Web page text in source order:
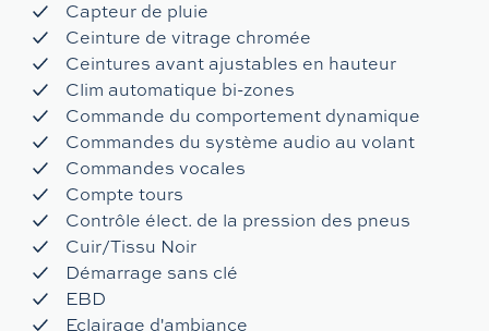
Capteur de pluie
Ceinture de vitrage chromée
Ceintures avant ajustables en hauteur
Clim automatique bi-zones
Commande du comportement dynamique
Commandes du système audio au volant
Commandes vocales
Compte tours
Contrôle élect. de la pression des pneus
Cuir/Tissu Noir
Démarrage sans clé
EBD
Eclairage d'ambiance